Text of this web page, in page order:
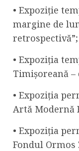
• Expoziție
margine de
retrospectivă”;
• Expoziția
Timișoreană
• Expoziția
Artă Modernă
• Expoziția
Fondul Ormos